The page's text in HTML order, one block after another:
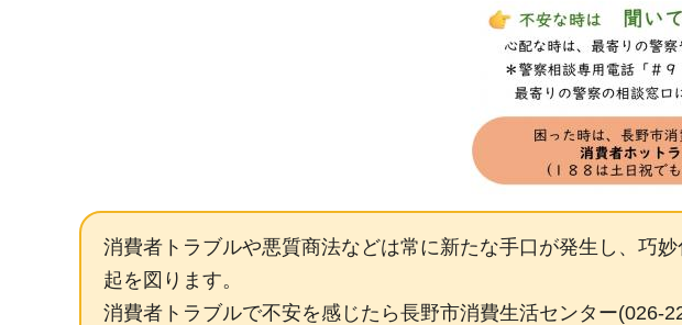
消費者トラブルや悪質商法などは常に新たな手口が発生し、巧
起を図ります。
消費者トラブルで不安を感じたら長野市消費生活センター(026-